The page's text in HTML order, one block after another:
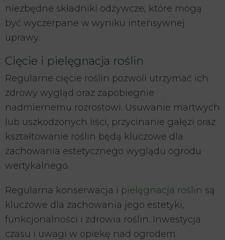
niezbędne składniki odżywcze, które mogą
być wyczerpane w wyniku intensywnej
uprawy.
Cięcie i pielęgnacja roślin
Regularne cięcie roślin pozwoli utrzymać ich
zdrowy wygląd oraz zapobiegnie
nadmiernemu rozrostowi. Usuwanie martwych
lub uszkodzonych liści, przycinanie gałęzi oraz
kształtowanie roślin będą kluczowe dla
zachowania estetycznego wyglądu ogrodu
wertykalnego.
Regularna konserwacja i pielęgnacja roślin są
kluczowe dla zachowania jego estetyki,
funkcjonalności i zdrowia roślin. Inwestycja
czasu i uwagi w opiekę nad ogrodem